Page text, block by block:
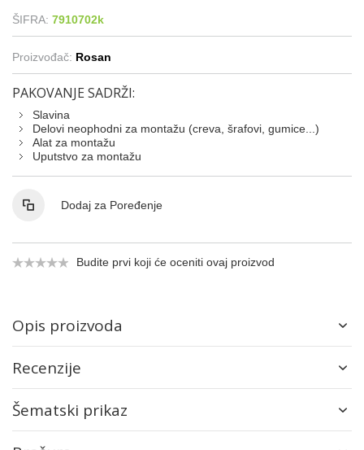
ŠIFRA: 7910702k
Proizvođač: Rosan
PAKOVANJE SADRŽI:
Slavina
Delovi neophodni za montažu (creva, šrafovi, gumice...)
Alat za montažu
Uputstvo za montažu
Dodaj za Poređenje
Budite prvi koji će oceniti ovaj proizvod
Opis proizvoda
Recenzije
Šematski prikaz